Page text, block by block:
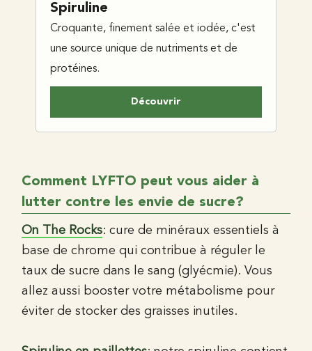
Spiruline
Croquante, finement salée et iodée, c'est
une source unique de nutriments et de
protéines.
Découvrir
Comment LYFTO peut vous aider à
lutter contre les envie de sucre?
On The Rocks: cure de minéraux essentiels à
base de chrome qui contribue à réguler le
taux de sucre dans le sang (glyécmie). Vous
allez aussi booster votre métabolisme pour
éviter de stocker des graisses inutiles.